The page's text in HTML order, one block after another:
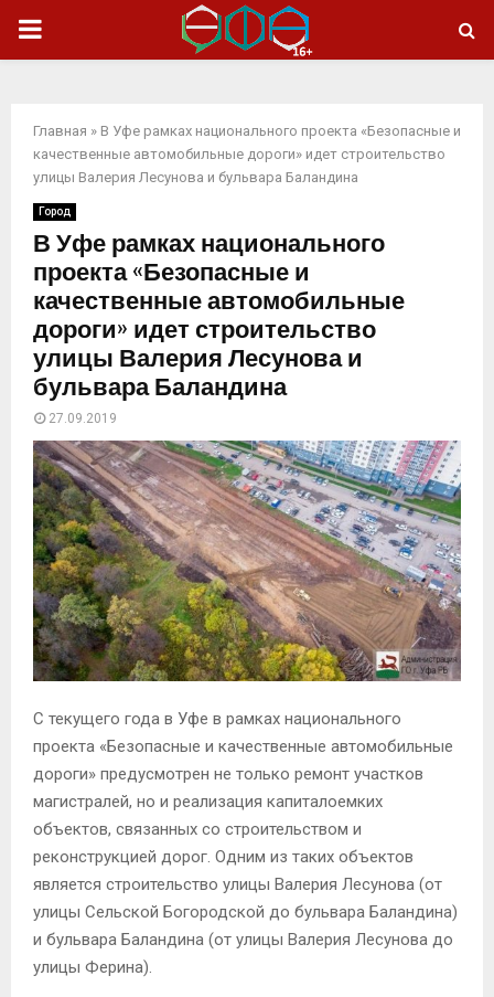
ОСНОВНОЕ
Главная » В Уфе рамках национального проекта «Безопасные и
качественные автомобильные дороги» идет строительство
улицы Валерия Лесунова и бульвара Баландина
Город
В Уфе рамках национального
проекта «Безопасные и
качественные автомобильные
дороги» идет строительство
улицы Валерия Лесунова и
бульвара Баландина
27.09.2019
С текущего года в Уфе в рамках национального
проекта «Безопасные и качественные автомобильные
дороги» предусмотрен не только ремонт участков
магистралей, но и реализация капиталоемких
объектов, связанных со строительством и
реконструкцией дорог. Одним из таких объектов
является строительство улицы Валерия Лесунова (от
улицы Сельской Богородской до бульвара Баландина)
и бульвара Баландина (от улицы Валерия Лесунова до
улицы Ферина).